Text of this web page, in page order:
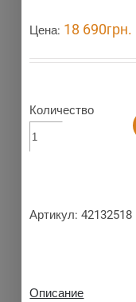
Цена: 18 690грн.
Количество
Артикул:42132518
Описание